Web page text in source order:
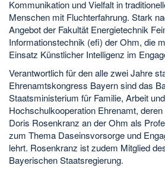
Kommunikation und Vielfalt in
Menschen mit Fluchterfahrung. Stark
Angebot der Fakultät Energietechnik
Informationstechnik (efi) der Ohm, die
Einsatz Künstlicher Intelligenz im
Verantwortlich für den alle zwei Jahre
Ehrenamtskongress Bayern sind das
Staatsministerium für Familie, Arbeit
Hochschulkooperation Ehrenamt,
Doris Rosenkranz an der Ohm als
zum Thema Daseinsvorsorge und
lehrt. Rosenkranz ist zudem Mitglied
Bayerischen Staatsregierung.